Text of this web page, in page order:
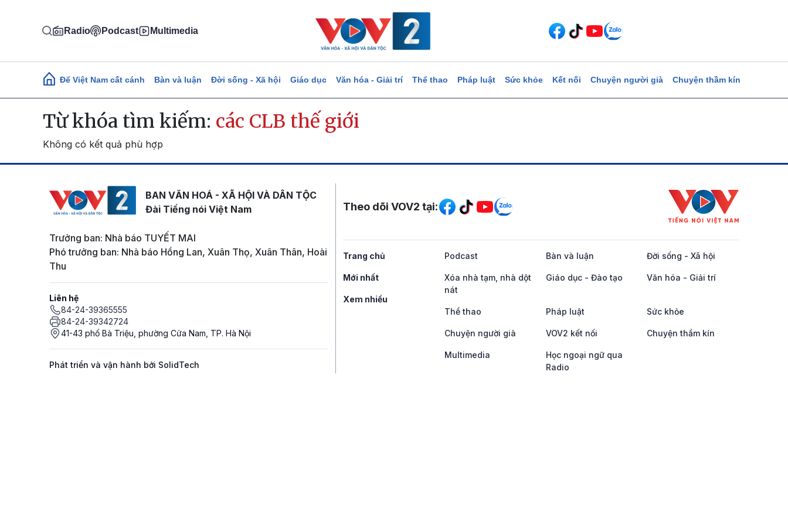
Radio Podcast Multimedia
Main navigation
Để Việt Nam cất cánh Bàn và luận Đời sống - Xã hội Giáo dục Văn hóa - Giải trí Thể thao Pháp luật Sức khỏe Kết nối Chuyện người già Chuyện thầm kín
Từ khóa tìm kiếm: các CLB thế giới
Không có kết quả phù hợp
BAN VĂN HOÁ - XÃ HỘI VÀ DÂN TỘC
Đài Tiếng nói Việt Nam
Trưởng ban: Nhà báo TUYẾT MAI
Phó trưởng ban: Nhà báo Hồng Lan, Xuân Thọ, Xuân Thân, Hoài
Thu
Liên hệ
84-24-39365555
84-24-39342724
41-43 phố Bà Triệu, phường Cửa Nam, TP. Hà Nội
Phát triển và vận hành bởi SolidTech
Mạng xã hội
Theo dõi VOV2 tại:
Trang chủ
Mới nhất
Xem nhiều
Podcast Bàn và luận Đời sống - Xã hội
Xóa nhà tạm, nhà dột
nát
Giáo dục - Đào tạo Văn hóa - Giải trí
Thể thao Pháp luật Sức khỏe
Chuyện người già VOV2 kết nối Chuyện thầm kín
Multimedia
Học ngoại ngữ qua
Radio